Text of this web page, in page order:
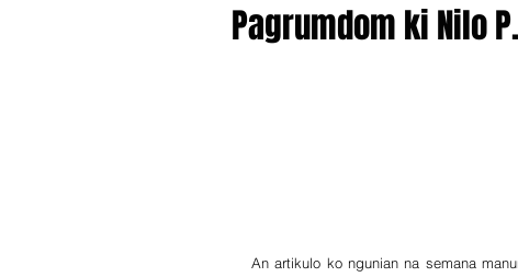
Pagrumdom ki Nilo
An artikulo ko ngunian na semana